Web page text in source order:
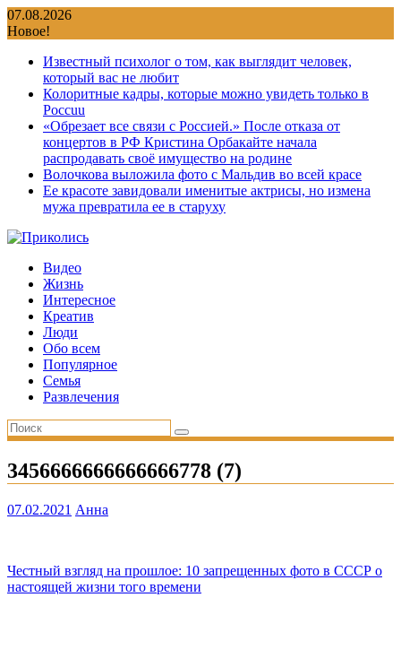
Перейти
к
07.08.2026
Новое!
Известный психолог о том, как выглядит человек,
который вас не любит
Колоритные кадры, которые можно увидеть только в
Россuu
«Обрезает все связи с Россией.» После отказа от
концертов в РФ Кристина Орбакайте начала
распродавать своё имущество на родине
Волочкова выложила фото с Мальдив во всей красе
Ее красоте завидовали именитые актрисы, но измена
мужа превратила ее в старуху
Видео
Жизнь
Интересное
Креатив
Люди
Обо всем
Популярное
Семья
Развлечения
3456666666666666778 (7)
07.02.2021 Анна
Навигация
по
Честный взгляд на прошлое: 10 запрещенных фото в СССР о
настоящей жизни того времени